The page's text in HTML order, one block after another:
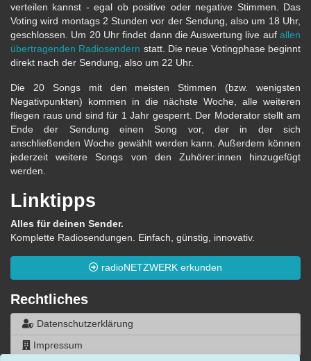
verteilen kannst - egal ob positive oder negative Stimmen. Das
Voting wird montags 2 Stunden vor der Sendung, also um 18 Uhr,
geschlossen. Um 20 Uhr findet dann die Auswertung live auf allen
übertragenden Radiosendern statt. Die neue Votingphase beginnt
direkt nach der Sendung, also um 22 Uhr.
Die 20 Songs mit den meisten Stimmen (bzw. wenigsten
Negativpunkten) kommen in die nächste Woche, alle weiteren
fliegen raus und sind für 1 Jahr gesperrt. Der Moderator stellt am
Ende der Sendung einen Song vor, der in der sich
anschließenden Woche gewählt werden kann. Außerdem können
jederzeit weitere Songs von den Zuhörer:innen hinzugefügt
werden.
Linktipps
Alles für deinen Sender.
Komplette Radiosendungen. Einfach, günstig, innovativ.
radioNETZWERK erkunden
Rechtliches
Datenschutzerklärung
Impressum